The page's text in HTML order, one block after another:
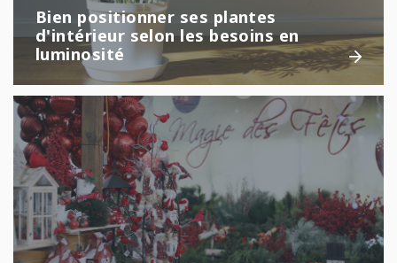
Bien positionner ses plantes
d'intérieur selon les besoins en
luminosité